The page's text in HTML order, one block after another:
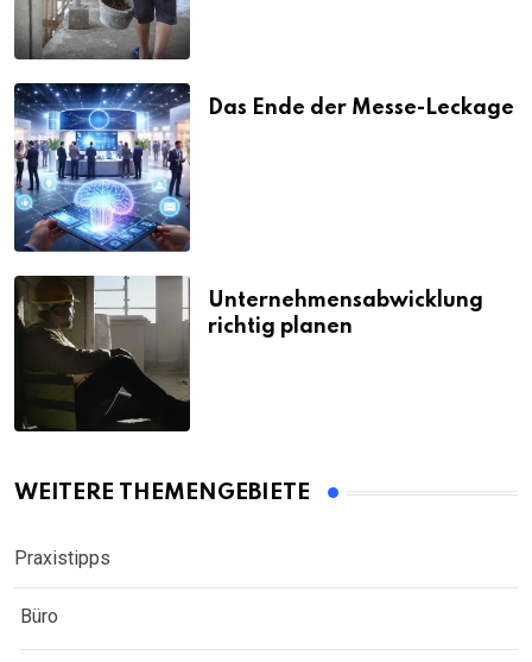
Das Ende der Messe-Leckage
Unternehmensabwicklung
richtig planen
WEITERE THEMENGEBIETE
Praxistipps
Büro